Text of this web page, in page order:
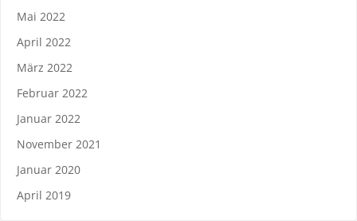
Mai 2022
April 2022
März 2022
Februar 2022
Januar 2022
November 2021
Januar 2020
April 2019